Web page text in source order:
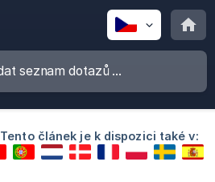
Tento článek je k dispozici také v: